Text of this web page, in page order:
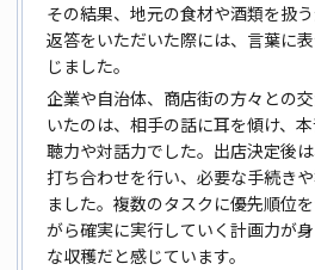
その結果、地元の食材や酒類を扱
返答をいただいた際には、言葉に
じました。
企業や自治体、商店街の方々との
いたのは、相手の話に耳を傾け、
聴力や対話力でした。出店決定後
打ち合わせを行い、必要な手続き
ました。複数のタスクに優先順位
がら確実に実行していく計画力が
な収穫だと感じています。